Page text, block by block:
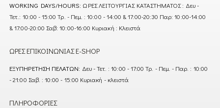
WORKING DAYS/HOURS: ΩΡΕΣ ΛΕΙΤΟΥΡΓΙΑΣ ΚΑΤΑΣΤΗΜΑΤΟΣ : Δευ -
Τετ.: 10:00 - 15:00 Τρ. - Πεμ. : 10:00 - 14:00 & 17:00-20:30 Παρ: 10:00-14:00
& 17:00-20:00 Σαβ: 10:00-16:00 Κυριακή : Κλειστά
ΏΡΕΣ ΕΠΙΚΟΙΝΩΝΊΑΣ E-SHOP
ΕΞΥΠΗΡΈΤΗΣΗ ΠΕΛΑΤΏΝ: Δευ - Τετ. : 10:00 - 17:00 Τρ. - Πεμ. - Παρ. : 10:00
- 21:00 Σαβ. : 10:00 - 15:00 Κυριακή - κλειστά
ΠΛΗΡΟΦΟΡΊΕΣ